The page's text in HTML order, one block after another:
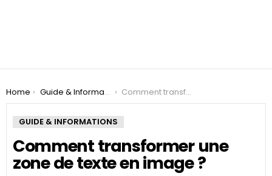
You are here:
Home Guide & Informations Comment transformer une zone de texte en image ?
GUIDE & INFORMATIONS
Comment transformer une
zone de texte en image ?